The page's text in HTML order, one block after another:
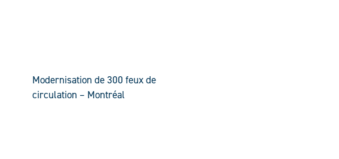
Modernisation de 300 feux de
circulation – Montréal